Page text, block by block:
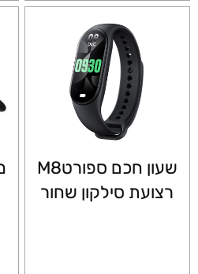
שעון חכם ספורטM8
רצועת סילקון שחור